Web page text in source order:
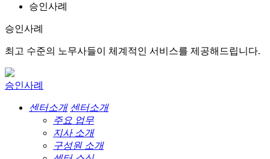
승인사례
승인사례
최고 수준의 노무사들이 체계적인 서비스를 제공해드립니다.
승인사례
센터소개 센터소개
주요 업무
지사 소개
구성원 소개